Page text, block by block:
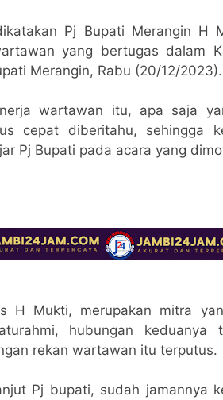
Pj Bupati Merangin H
yang bertugas dalam
Merangin, Rabu (20/12/2023).
wartawan itu, apa saja
cepat diberitahu, sehingga
Pj Bupati pada acara yang
H Mukti, merupakan mitra
hubungan
rekan wartawan itu terputus.
Pj bupati, sudah jamannya